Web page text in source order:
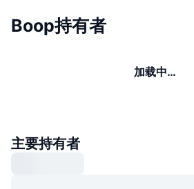
Boop持有者
加载中…
主要持有者